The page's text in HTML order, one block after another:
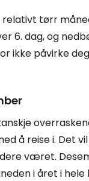
relativt tørr
6. dag, og
ikke påvirke
å reise i. Det
været.
i året i hele